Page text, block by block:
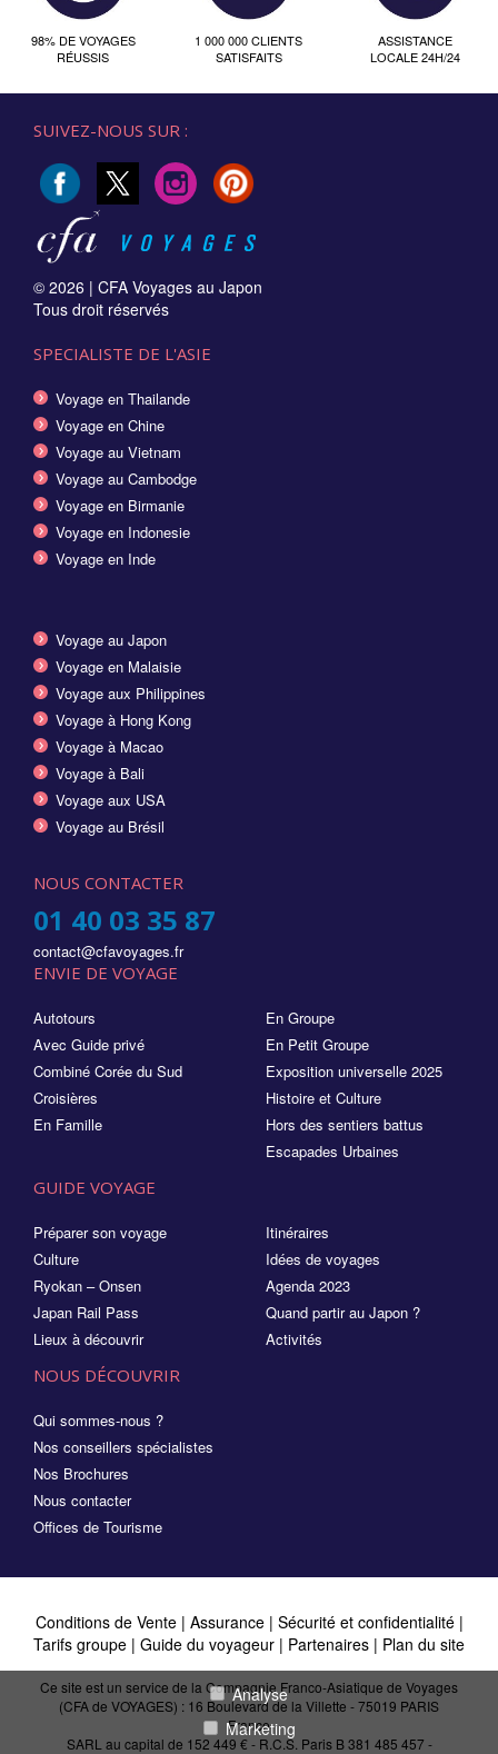
98% DE VOYAGES
RÉUSSIS
1 000 000 CLIENTS
SATISFAITS
ASSISTANCE
LOCALE 24H/24
SUIVEZ-NOUS SUR :
© 2026 | CFA Voyages au Japon
Tous droit réservés
SPECIALISTE DE L'ASIE
Voyage en Thailande
Voyage en Chine
Voyage au Vietnam
Voyage au Cambodge
Voyage en Birmanie
Voyage en Indonesie
Voyage en Inde
Voyage au Japon
Voyage en Malaisie
Voyage aux Philippines
Voyage à Hong Kong
Voyage à Macao
Voyage à Bali
Voyage aux USA
Voyage au Brésil
NOUS CONTACTER
01 40 03 35 87
contact@cfavoyages.fr
ENVIE DE VOYAGE
Autotours
Avec Guide privé
Combiné Corée du Sud
Croisières
En Famille
En Groupe
En Petit Groupe
Exposition universelle 2025
Histoire et Culture
Hors des sentiers battus
Escapades Urbaines
GUIDE VOYAGE
Préparer son voyage
Culture
Ryokan – Onsen
Japan Rail Pass
Lieux à découvrir
Itinéraires
Idées de voyages
Agenda 2023
Quand partir au Japon ?
Activités
NOUS DÉCOUVRIR
Qui sommes-nous ?
Nos conseillers spécialistes
Nos Brochures
Nous contacter
Offices de Tourisme
Conditions de Vente| Assurance | Sécurité et confidentialité|
Tarifs groupe | Guide du voyageur | Partenaires | Plan du site
Ce site est un service de la Compagnie Franco-Asiatique de Voyages
(CFA de VOYAGES) : 16 Boulevard de la Villette - 75019 PARIS
France
SARL au capital de 152 449 € - R.C.S. Paris B 381 485 457 -
Analyse
Marketing